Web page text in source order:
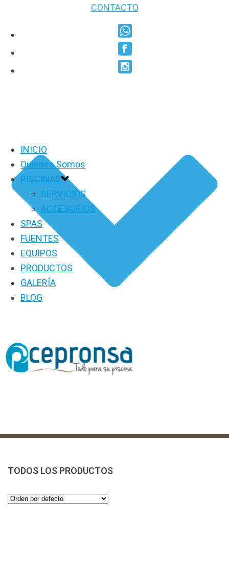
CONTACTO
INICIO
Quienes Somos
PISCINAS
SERVICIOS
ACCESORIOS
SPAS
FUENTES
EQUIPOS
PRODUCTOS
GALERÍA
BLOG
PRODUCTOS
TODOS LOS PRODUCTOS